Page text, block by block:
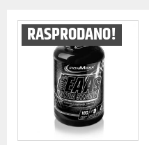
RASPRODANO!